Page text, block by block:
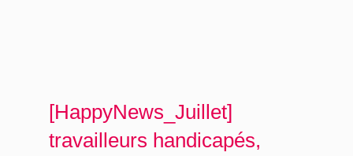
[HappyNews_Juillet]
travailleurs handicapés,